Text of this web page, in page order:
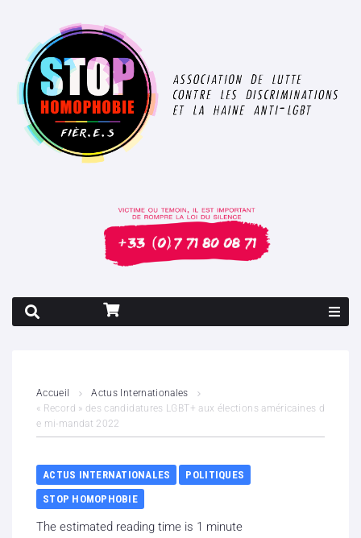
Contenus litigieux
Nous soutenir
Boutique
Accueil
Actus Internationales
« Record » des candidatures LGBT+ aux élections américaines d
e mi-mandat 2022
ACTUS INTERNATIONALES
POLITIQUES
STOP HOMOPHOBIE
The estimated reading time is 1 minute